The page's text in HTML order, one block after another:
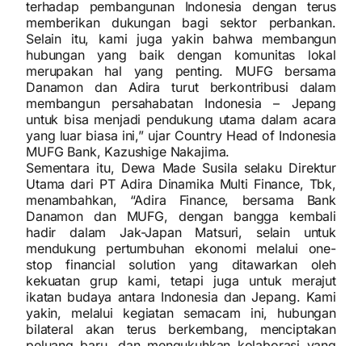
terhadap pembangunan Indonesia dengan terus
memberikan dukungan bagi sektor perbankan.
Selain itu, kami juga yakin bahwa membangun
hubungan yang baik dengan komunitas lokal
merupakan hal yang penting. MUFG bersama
Danamon dan Adira turut berkontribusi dalam
membangun persahabatan Indonesia – Jepang
untuk bisa menjadi pendukung utama dalam acara
yang luar biasa ini,” ujar Country Head of Indonesia
MUFG Bank, Kazushige Nakajima.
Sementara itu, Dewa Made Susila selaku Direktur
Utama dari PT Adira Dinamika Multi Finance, Tbk,
menambahkan, “Adira Finance, bersama Bank
Danamon dan MUFG, dengan bangga kembali
hadir dalam Jak-Japan Matsuri, selain untuk
mendukung pertumbuhan ekonomi melalui one-
stop financial solution yang ditawarkan oleh
kekuatan grup kami, tetapi juga untuk merajut
ikatan budaya antara Indonesia dan Jepang. Kami
yakin, melalui kegiatan semacam ini, hubungan
bilateral akan terus berkembang, menciptakan